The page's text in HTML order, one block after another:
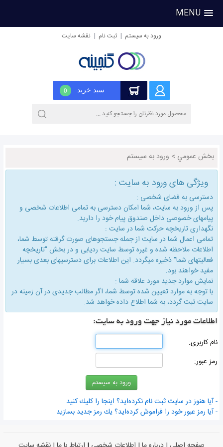
MENU
ورود به سیستم | ثبت نام | نقشه سایت
سبد خرید 0
بخش عمومي > ورود به سیستم
ویژگی های ورود به سایت :
دسترسی به فضای شخصی :
پس از ورود به سایت، شما امكان دسترسی به تمامی اطلاعات شخصی و
پیامهای خصوصی داخل صندوق پیام خود را دارید.
نگهداری تاریخچه حركت شما در سایت :
تمامی اعمال شما در سایت از جمله جستجوهای صورت گرفته توسط شما،
اطلاعات ملاحظه شده و غیره توسط سایت ردیابی و در بخش "تاریخچه
فعالیتهای شما" ذخیره میگردد. این اطلاعات برای دسترسیهای بعدی بسیار
مفید خواهند بود.
نمایش موارد جدید مورد علاقه شما :
با توجه به موارد تعیین شده توسط شما، اگر مطالب جدیدی در آن زمینه در
سایت ثبت گردد، به شما اطلاع داده خواهد شد.
اطلاعات مورد نیاز جهت ورود به سایت:
نام كاربری:
رمز عبور:
- آیا هنوز در سایت ثبت نام نكرده‌اید؟ اینجا را كلیك كنید
- آیا رمز عبور خود را فراموش كرده‌اید؟ یك رمز جدید بسازید